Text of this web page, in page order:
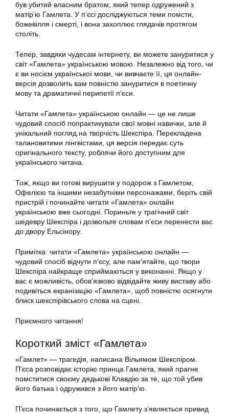
був убитий власним братом, який тепер одружений з
матір’ю Гамлета. У п’єсі досліджуються теми помсти,
божевілля і смерті, і вона захоплює глядачів протягом
століть.
Тепер, завдяки чудесам інтернету, ви можете зануритися у
світ «Гамлета» українською мовою. Незалежно від того, чи
є ви носієм української мови, чи вивчаєте її, ця онлайн-
версія дозволить вам повністю зануритися в поетичну
мову та драматичні перипетії п’єси.
Читати «Гамлета» українською онлайн — це не лише
чудовий спосіб попрактикувати свої мовні навички, але й
унікальний погляд на творчість Шекспіра. Перекладена
талановитими лінгвістами, ця версія передає суть
оригінального тексту, роблячи його доступним для
українського читача.
Тож, якщо ви готові вирушити у подорож з Гамлетом,
Офелією та іншими незабутніми персонажами, беріть свій
пристрій і починайте читати «Гамлета» онлайн
українською вже сьогодні. Пориньте у трагічний світ
шедевру Шекспіра і дозвольте словам п’єси перенести вас
до двору Ельсінору.
Примітка: читати «Гамлета» українською онлайн —
чудовий спосіб відчути п’єсу, але пам’ятайте, що твори
Шекспіра найкраще сприймаються у виконанні. Якщо у
вас є можливість, обов’язково відвідайте живу виставу або
подивіться екранізацію «Гамлета», щоб повністю осягнути
блиск шекспірівського слова на сцені.
Приємного читання!
Короткий зміст «Гамлета»
«Гамлет» — трагедія, написана Вільямом Шекспіром.
П’єса розповідає історію принца Гамлета, який прагне
помститися своєму дядькові Клавдію за те, що той убив
його батька і одружився з його матір’ю.
П’єса починається з того, що Гамлету з’являється привид